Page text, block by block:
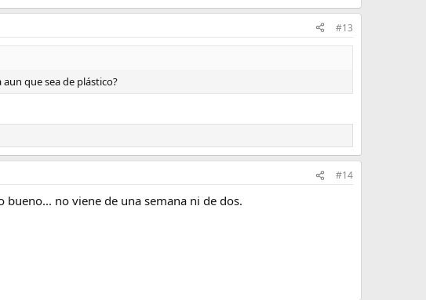
#13
que sea de plástico?
#14
no viene de una semana ni de dos.